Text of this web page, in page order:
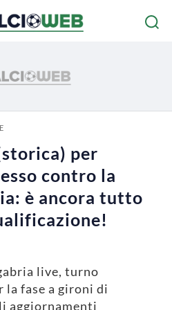
per
contro la
è ancora tutto
live, turno
fase a gironi di
aggiornamenti